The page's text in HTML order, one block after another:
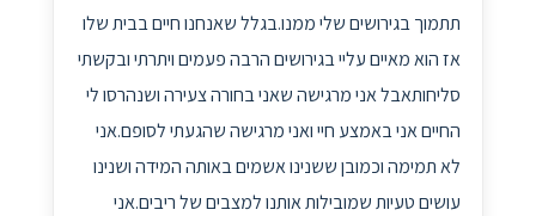
תתמוך בגירושים שלי ממנו.בגלל שאנחנו חיים בבית שלו
אז הוא מאיים עליי בגירושים הרבה פעמים ויתרתי ובקשתי
סליחותאבל אני מרגישה שאני בחורה צעירה ושנהרסו לי
החיים אני באמצע חיי ואני מרגישה שהגעתי לסופם.אני
לא תמימה וכמובן ששנינו אשמים באותה המידה ושנינו
עושים טעיות שמובילות אותנו למצבים של ריבים.אני